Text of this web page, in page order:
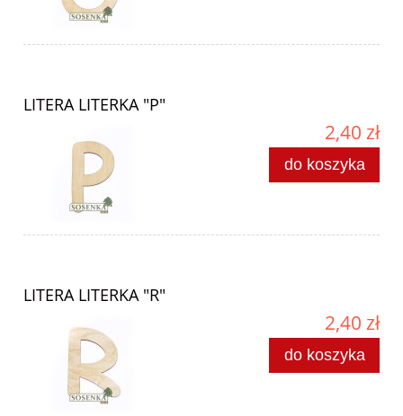
LITERA LITERKA "P"
2,40 zł
do koszyka
LITERA LITERKA "R"
2,40 zł
do koszyka